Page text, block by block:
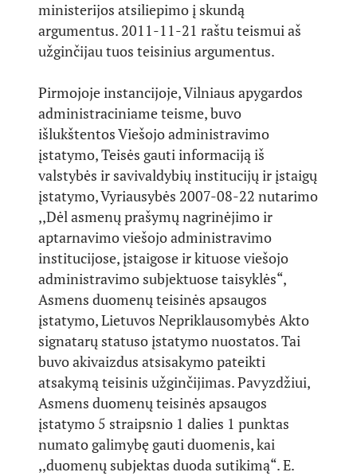
ministerijos atsiliepimo į skundą
argumentus. 2011-11-21 raštu teismui aš
užginčijau tuos teisinius argumentus.
Pirmojoje instancijoje, Vilniaus apygardos
administraciniame teisme, buvo
išlukštentos Viešojo administravimo
įstatymo, Teisės gauti informaciją iš
valstybės ir savivaldybių institucijų ir įstaigų
įstatymo, Vyriausybės 2007-08-22 nutarimo
,,Dėl asmenų prašymų nagrinėjimo ir
aptarnavimo viešojo administravimo
institucijose, įstaigose ir kituose viešojo
administravimo subjektuose taisyklės“,
Asmens duomenų teisinės apsaugos
įstatymo, Lietuvos Nepriklausomybės Akto
signatarų statuso įstatymo nuostatos. Tai
buvo akivaizdus atsisakymo pateikti
atsakymą teisinis užginčijimas. Pavyzdžiui,
Asmens duomenų teisinės apsaugos
įstatymo 5 straipsnio 1 dalies 1 punktas
numato galimybę gauti duomenis, kai
,,duomenų subjektas duoda sutikimą“. E.